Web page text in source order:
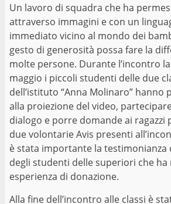
Un lavoro di squadra che ha
attraverso immagini e con un
immediato vicino al mondo dei
gesto di generosità possa fare la
molte persone. Durante l’incontro
maggio i piccoli studenti delle due
dell’istituto “Anna Molinaro” hanno
alla proiezione del video,
dialogo e porre domande ai ragazzi
due volontarie Avis presenti
è stata importante la testimonianza
degli studenti delle superiori che ha
esperienza di donazione.
Alla fine dell’incontro alle classi è